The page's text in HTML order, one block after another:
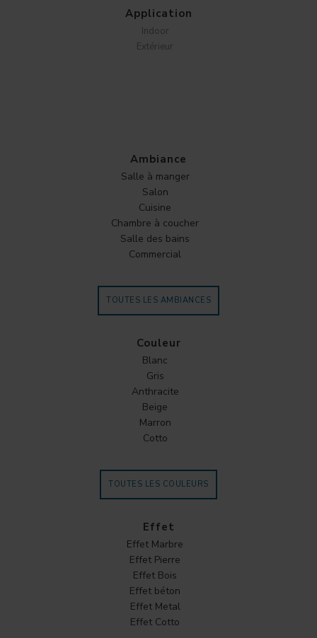
Application
Indoor
Extérieur
Ambiance
Salle à manger
Salon
Cuisine
Chambre à coucher
Salle des bains
Commercial
TOUTES LES AMBIANCES
Couleur
Blanc
Gris
Anthracite
Beige
Marron
Cotto
TOUTES LES COULEURS
Effet
Effet Marbre
Effet Pierre
Effet Bois
Effet béton
Effet Metal
Effet Cotto